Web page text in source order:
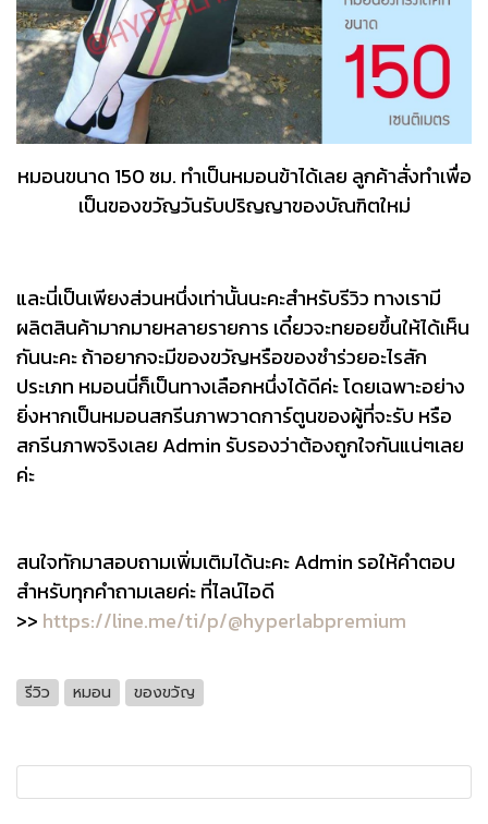
หมอนขนาด 150 ซม. ทำเป็นหมอนข้าได้เลย ลูกค้าสั่งทำเพื่อ
เป็นของขวัญวันรับปริญญาของบัณฑิตใหม่
และนี่เป็นเพียงส่วนหนึ่งเท่านั้นนะคะสำหรับรีวิว ทางเรามี
ผลิตสินค้ามากมายหลายรายการ เดี๋ยวจะทยอยขึ้นให้ได้เห็น
กันนะคะ ถ้าอยากจะมีของขวัญหรือของชำร่วยอะไรสัก
ประเภท หมอนนี่ก็เป็นทางเลือกหนึ่งได้ดีค่ะ โดยเฉพาะอย่าง
ยิ่งหากเป็นหมอนสกรีนภาพวาดการ์ตูนของผู้ที่จะรับ หรือ
สกรีนภาพจริงเลย Admin รับรองว่าต้องถูกใจกันแน่ๆเลย
ค่ะ
สนใจทักมาสอบถามเพิ่มเติมได้นะคะ Admin รอให้คำตอบ
สำหรับทุกคำถามเลยค่ะ ที่ไลน์ไอดี
>> https://line.me/ti/p/@hyperlabpremium
รีวิว หมอน ของขวัญ